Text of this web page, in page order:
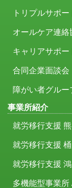
トリプルサポー
オールケア連絡
キャリアサポー
合同企業面談会
障がい者グル
事業所紹介
就労移行支援
就労移行支援
就労移行支援
多機能型事業所